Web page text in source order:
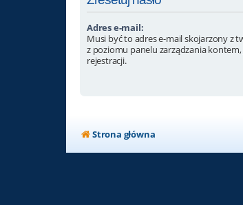
Adres e-mail:
Musi być to adres e-mail skojarzony z
z poziomu panelu zarządzania
rejestracji.
Strona główna